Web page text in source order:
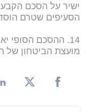
ישיר על הסכם
הסעיפים שטרם
14. ההסכם הסופי
מועצת הביטחון של